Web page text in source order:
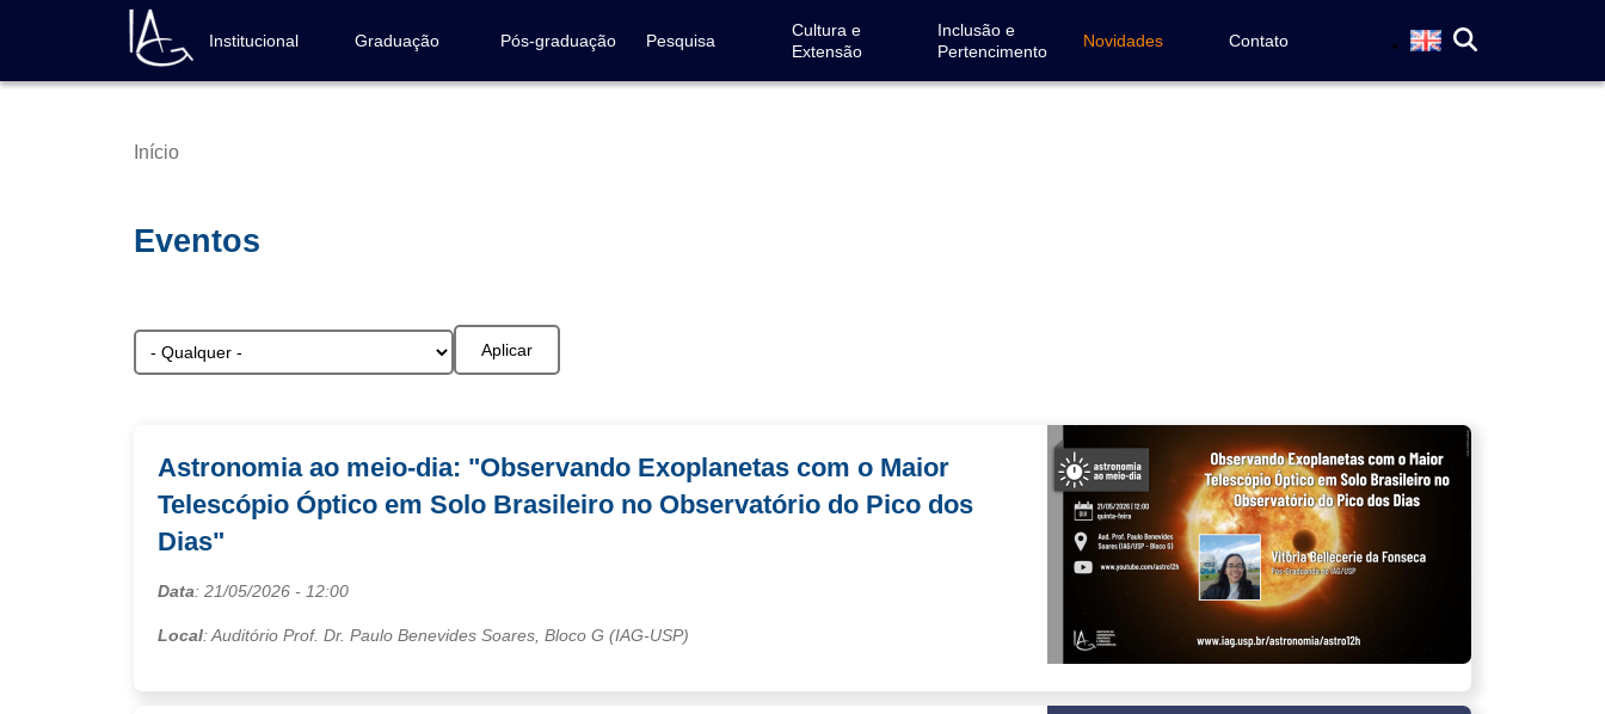
conteúdo
Navegação
principal
Institucional Graduação Pós-graduação Pesquisa
Cultura e
Extensão
Inclusão e
Pertencimento
Novidades Contato
Trilha
Início
Eventos
Astronomia ao meio-dia: "Observando Exoplanetas com o Maior
Telescópio Óptico em Solo Brasileiro no Observatório do Pico dos
Dias"
Data: 21/05/2026 - 12:00
Local: Auditório Prof. Dr. Paulo Benevides Soares, Bloco G (IAG-USP)